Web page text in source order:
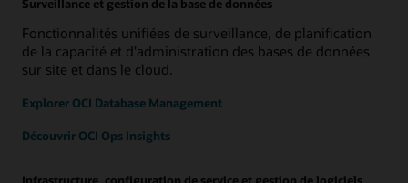
Surveillance et gestion de la base de données
Fonctionnalités unifiées de surveillance, de planification
de la capacité et d'administration des bases de données
sur site et dans le cloud.
Explorer OCI Database Management
Découvrir OCI Ops Insights
Infrastructure, configuration de service et gestion de logiciels